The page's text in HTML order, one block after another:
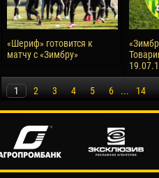
«Шериф» готовится к
матчу с «Зимбру»
1 2 3 4 5 6 ... 14